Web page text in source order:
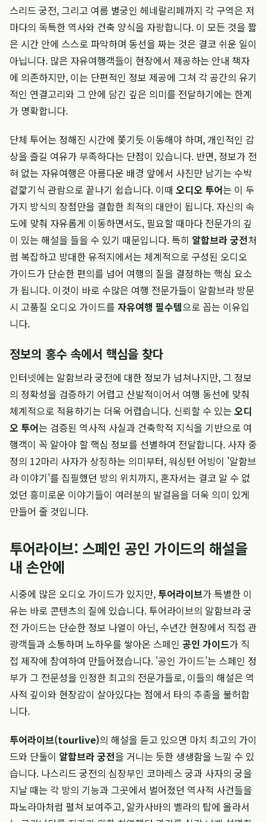
스리드 궁전, 그리고 여름 별궁인 헤네랄리페까지 각 구역은 저
마다의 독특한 역사와 건축 양식을 자랑합니다. 이 모든 것을 짧
은 시간 안에 스스로 파악하며 동선을 짜는 것은 결코 쉬운 일이
아닙니다. 많은 자유여행객들이 현장에서 제공하는 안내 책자
에 의존하지만, 이는 단편적인 정보 제공에 그쳐 각 공간의 유기
적인 연결고리와 그 안에 담긴 깊은 의미를 전달하기에는 한계
가 명확합니다.
단체 투어는 정해진 시간에 쫓기듯 이동해야 하며, 개인적인 감
상을 즐길 여유가 부족하다는 단점이 있습니다. 반면, 정보가 전
혀 없는 자유여행은 아름다운 배경 앞에서 사진만 남기는 수박
겉핥기식 관람으로 끝나기 쉽습니다. 이때 오디오 투어는 이 두
가지 방식의 장점만을 결합한 최적의 대안이 됩니다. 자신의 속
도에 맞춰 자유롭게 이동하면서도, 필요할 때마다 전문가의 깊
이 있는 해설을 들을 수 있기 때문입니다. 특히 알함브라 궁전처
럼 복잡하고 방대한 유적지에서는 체계적으로 구성된 오디오
가이드가 단순한 편의를 넘어 여행의 질을 결정하는 핵심 요소
가 됩니다. 이것이 바로 수많은 여행 전문가들이 알함브라 방문
시 고품질 오디오 가이드를 자유여행 필수템으로 꼽는 이유입
니다.
정보의 홍수 속에서 핵심을 찾다
인터넷에는 알함브라 궁전에 대한 정보가 넘쳐나지만, 그 정보
의 정확성을 검증하기 어렵고 산발적이어서 여행 동선에 맞춰
체계적으로 적용하기는 더욱 어렵습니다. 신뢰할 수 있는 오디
오 투어는 검증된 역사적 사실과 건축학적 지식을 기반으로 여
행객이 꼭 알아야 할 핵심 정보를 선별하여 전달합니다. 사자 중
정의 12마리 사자가 상징하는 의미부터, 워싱턴 어빙이 '알함브
라 이야기'를 집필했던 방의 위치까지, 혼자서는 결코 알 수 없
었던 흥미로운 이야기들이 여러분의 발걸음을 더욱 의미 있게
만들어 줄 것입니다.
투어라이브: 스페인 공인 가이드의 해설을
내 손안에
시중에 많은 오디오 가이드가 있지만, 투어라이브가 특별한 이
유는 바로 콘텐츠의 질에 있습니다. 투어라이브의 알함브라 궁
전 가이드는 단순한 정보 나열이 아닌, 수년간 현장에서 직접 관
광객들과 소통하며 노하우를 쌓아온 스페인 공인 가이드가 직
접 제작에 참여하여 만들어졌습니다. '공인 가이드'는 스페인 정
부가 그 전문성을 인정한 최고의 전문가들로, 이들의 해설은 역
사적 깊이와 현장감이 살아있다는 점에서 타의 추종을 불허합
니다.
투어라이브(tourlive)의 해설을 듣고 있으면 마치 최고의 가이
드와 단둘이 알함브라 궁전을 거니는 듯한 생생함을 느낄 수 있
습니다. 나스리드 궁전의 심장부인 코마레스 궁과 사자의 궁을
지날 때는 각 방의 기능과 그곳에서 벌어졌던 역사적 사건들을
파노라마처럼 펼쳐 보여주고, 알카사바의 벨라의 탑에 올라서